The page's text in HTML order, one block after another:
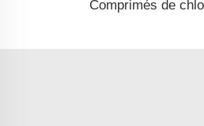
Comprimés de